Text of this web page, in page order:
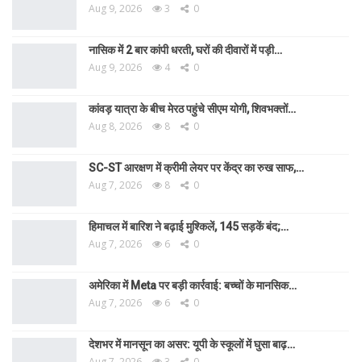
Aug 9, 2026 3 0
नासिक में 2 बार कांपी धरती, घरों की दीवारों में पड़ी…
Aug 9, 2026 4 0
कांवड़ यात्रा के बीच मेरठ पहुंचे सीएम योगी, शिवभक्तों…
Aug 8, 2026 8 0
SC-ST आरक्षण में क्रीमी लेयर पर केंद्र का रुख साफ,…
Aug 7, 2026 8 0
हिमाचल में बारिश ने बढ़ाई मुश्किलें, 145 सड़कें बंद;…
Aug 7, 2026 6 0
अमेरिका में Meta पर बड़ी कार्रवाई: बच्चों के मानसिक…
Aug 7, 2026 6 0
देशभर में मानसून का असर: यूपी के स्कूलों में घुसा बाढ़…